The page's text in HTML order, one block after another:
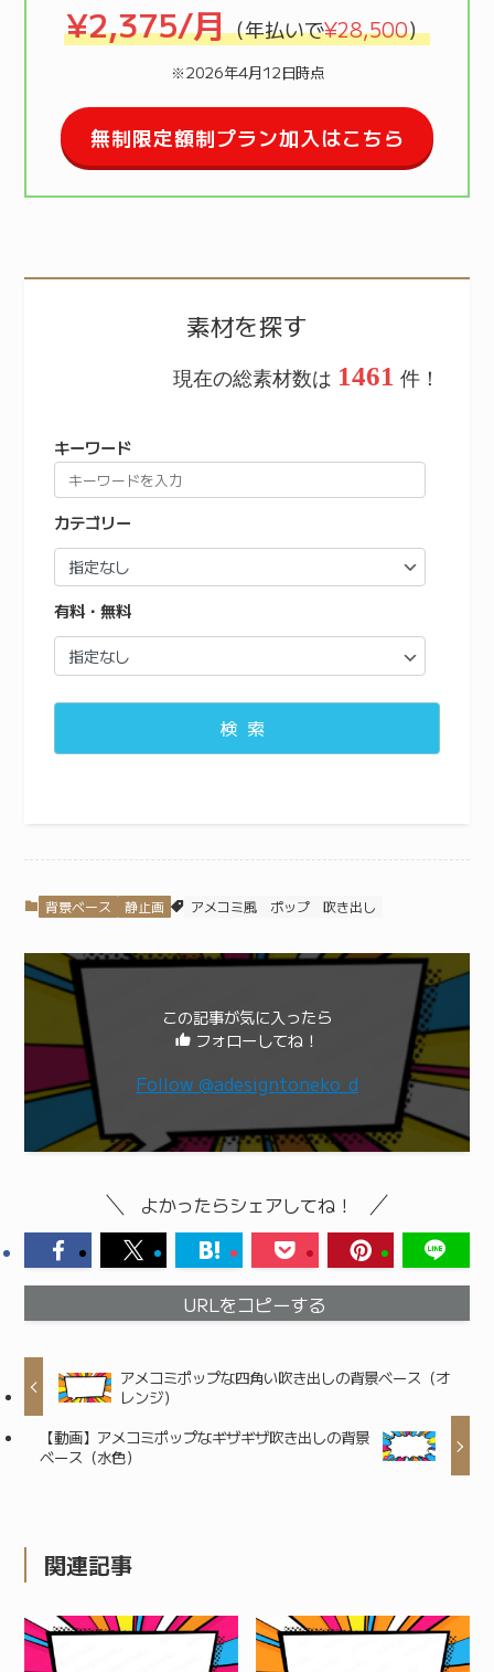
¥2,375/月（年払いで¥28,500）
※2026年4月12日時点
無制限定額制プラン加入はこちら
素材を探す
現在の総素材数は 1461 件！
キーワード
カテゴリー
有料・無料
検索
背景ベース 静止画 アメコミ風 ポップ 吹き出し
この記事が気に入ったら
フォローしてね！
Follow @adesigntoneko_d
よかったらシェアしてね！
URLをコピーする
アメコミポップな四角い吹き出しの背景ベース（オ
レンジ）
【動画】アメコミポップなギザギザ吹き出しの背景
ベース（水色）
関連記事